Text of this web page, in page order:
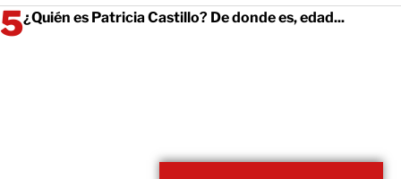
¿Quién es Patricia Castillo? De donde es, edad...